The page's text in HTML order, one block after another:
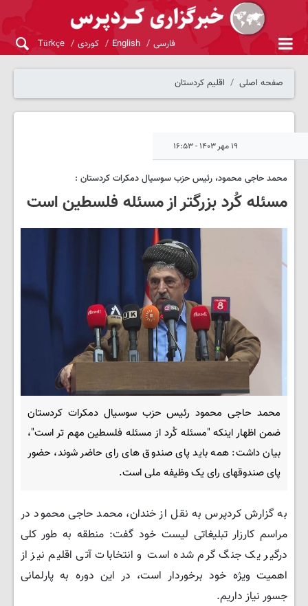
فارسی English کوردی Türkçe
صفحه اصلی اقلیم کردستان
۱۹ مهر ۱۴۰۳ - ۱۶:۵۳
محمد حاجی محمود، رئیس حزب سوسیال دمکرات کردستان :
مسئله کُرد بزرگتر از مسئله فلسطین است
محمد حاجی محمود رئیس حزب سوسیال دمکرات کردستان
ضمن اظهار اینکه "مسئله کُرد از مسئله فلسطین مهم تر است"،
بیان داشت: همه باید پای صندوق های رای حاضر شوند، حضور
پای صندوقهای رای یک وظیفه ملی است.
به گزارش کردپرس به نقل از خندان، محمد حاجی محمود در
مراسم کارزار تبلیغاتی لیست خود گفت: منطقه به طور کلی
درگیر یک جنگ گرم شده است و انتخابات آتی اقلیم نیز از
اهمیت ویژه خود برخوردار است، در این دوره به پارلمانی
جسور نیاز داریم.